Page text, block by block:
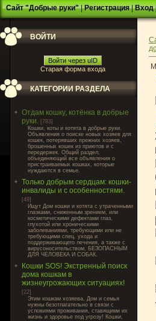
Сайт "Добрые руки"|Регистрация|Вход
ВОЙТИ
Войти через uID
Старая форма входа
КАТЕГОРИИ РАЗДЕЛА
Отдам кошку, котёнка в добрые
руки. [783]
Кошки, коты и котята в добрые руки.
Объявления о поиске новых хозяев для
кошек, потерявших прежних хозяев,
брошенных кошек из приютов и с
передержек. Общий раздел,
объединяющий все объявления о
пристраиваемых кошках, которые
нуждаются в семье.
Только добрым сердцам: кошки-
инвалиды и с особенностями.
[49]
Ищут Дом кошки и котята с утраченными
глазками, сниженным зрением, или
косметическими дефектами глаз,
глухотой или хроническими
заболеваниями, требующими или не
требующими спец. ухода и
поддерживающего лечения, а также с
вирусоносительством, БЕЗОПАСНЫМ
ДЛЯ ЧЕЛОВЕКА И СОБАК.
Кошки SOS! Экстренный поиск
дома кошкам в
жизнеугрожающих ситуациях!
[22]
Этим кошкам хозяева, Дом и семья
нужны безотлагательно в связи с
условиями проживания, ставящими их
жизнь и здоровье под угрозу! Кошки,